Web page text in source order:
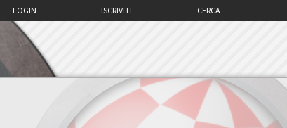
CERCA
ISCRIVITI
LOGIN